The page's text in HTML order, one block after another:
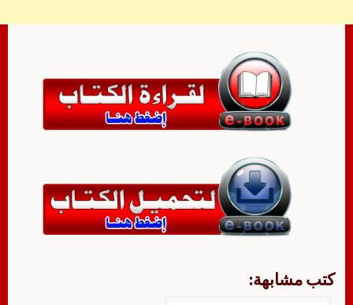
كتب مشابهة: